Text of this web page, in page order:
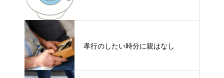
孝行のしたい時分に親はなし